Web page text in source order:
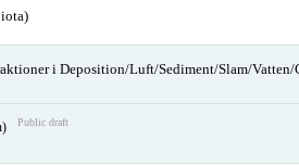
i Deposition/Luft/Sediment/Slam/Vatten/
Public draft